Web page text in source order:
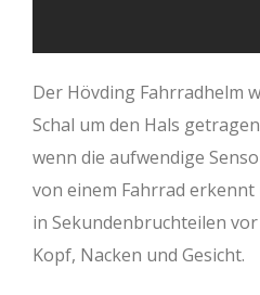
Der Hövding Fahrradhelm
Schal um den Hals
wenn die aufwendige
von einem Fahrrad
in Sekundenbruchteilen
Kopf, Nacken und Gesicht.